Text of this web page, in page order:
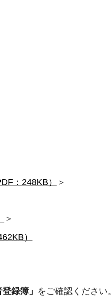
：248KB）
＞
＞
）
録簿」 をご確認ください。